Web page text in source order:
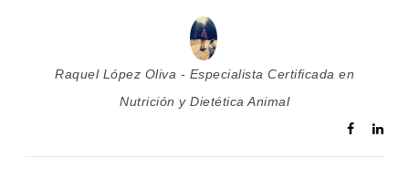
Raquel López Oliva - Especialista Certificada en
Nutrición y Dietética Animal